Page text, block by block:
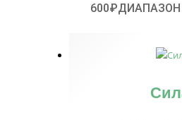
600₽ДИАПАЗОН